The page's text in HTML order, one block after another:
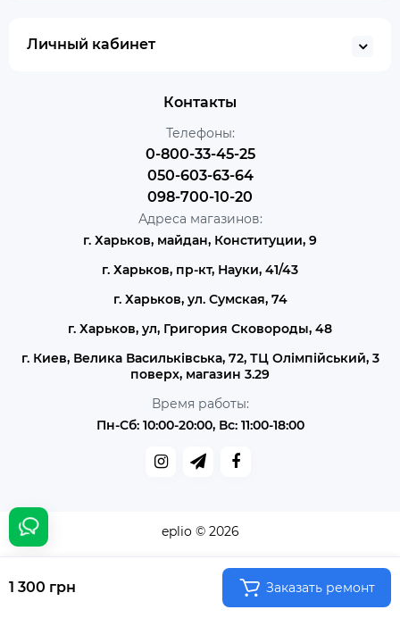
1 300 грн Заказать ремонт
Личный кабинет
Контакты
Телефоны:
0-800-33-45-25
050-603-63-64
098-700-10-20
Адреса магазинов:
г. Харьков, майдан, Конституции, 9
г. Харьков, пр-кт, Науки, 41/43
г. Харьков, ул. Сумская, 74
г. Харьков, ул, Григория Сковороды, 48
г. Киев, Велика Васильківська, 72, ТЦ Олімпійський, 3
поверх, магазин 3.29
Время работы:
Пн-Сб: 10:00-20:00, Вс: 11:00-18:00
eplio © 2026